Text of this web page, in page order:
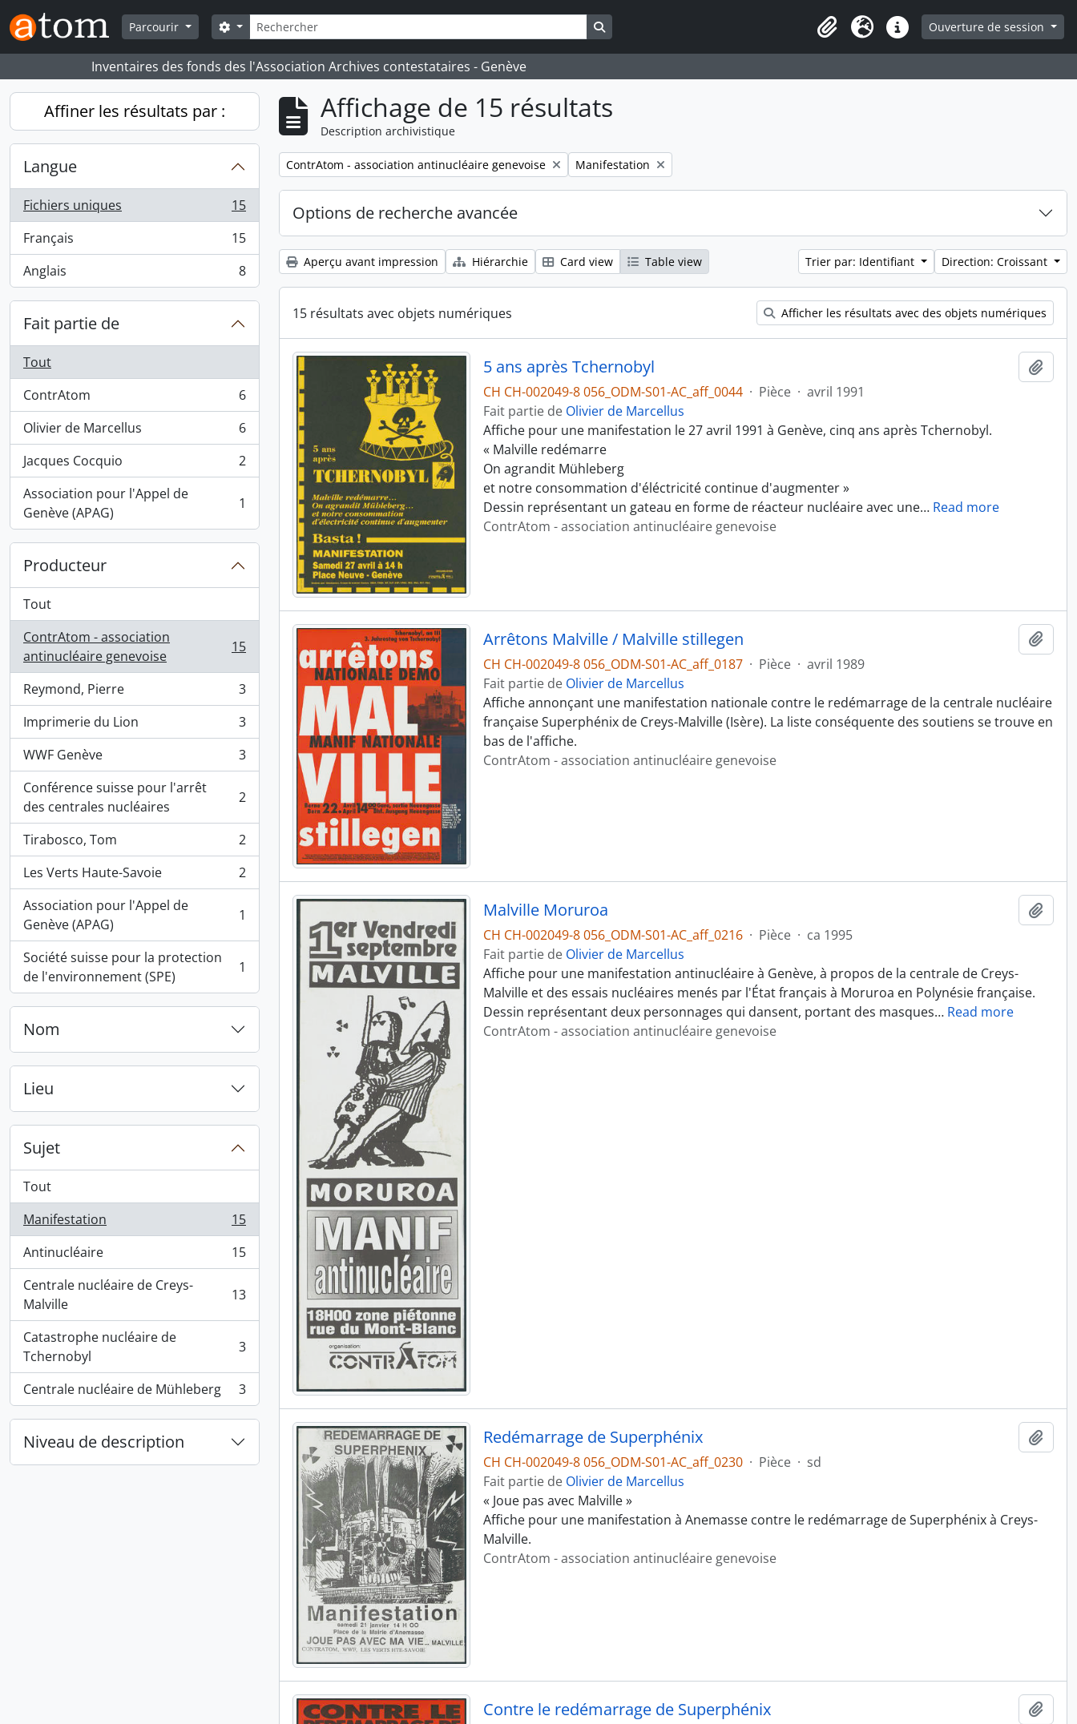
Skip to main content
Parcourir
Rechercher
Search options
Presse-papier
LangueLiens rapidesOuverture de session
Inventaires des fonds des l'Association Archives contestataires - Genève
Affiner les résultats par :
Langue
Fichiers uniques
, 15 résultats
15
Français
, 15 résultats
15
Anglais
, 8 résultats 8
Fait partie de
Tout
ContrAtom
, 6 résultats
6
Olivier de Marcellus
, 6 résultats
6
Jacques Cocquio
, 2 résultats
2
Association pour l'Appel de
Genève (APAG)
, 1 résultats 1
Producteur
Tout
ContrAtom - association
antinucléaire genevoise
, 15 résultats 15
Reymond, Pierre
, 3 résultats
3
Imprimerie du Lion
, 3 résultats
3
WWF Genève
, 3 résultats
3
Conférence suisse pour l'arrêt
des centrales nucléaires
, 2 résultats 2
Tirabosco, Tom
, 2 résultats
2
Les Verts Haute-Savoie
, 2 résultats
2
Association pour l'Appel de
Genève (APAG)
, 1 résultats 1
Société suisse pour la protection
de l'environnement (SPE)
, 1 résultats 1
Nom
Lieu
Sujet
Tout
Manifestation
, 15 résultats
15
Antinucléaire
, 15 résultats
15
Centrale nucléaire de Creys-
Malville
, 13 résultats 13
Catastrophe nucléaire de
Tchernobyl
, 3 résultats 3
Centrale nucléaire de Mühleberg
, 3 résultats 3
Niveau de description
Affichage de 15 résultats
Description archivistique
Remove filter:
ContrAtom - association antinucléaire genevoise Remove filter:
Manifestation
Options de recherche avancée
Aperçu avant impression Hiérarchie Card view Table view Trier par: Identifiant Direction: Croissant
15 résultats avec objets numériques Afficher les résultats avec des objets numériques
5 ans après Tchernobyl
CH CH-002049-8 056_ODM-S01-AC_aff_0044 · Pièce · avril 1991
Fait partie de Olivier de Marcellus
Affiche pour une manifestation le 27 avril 1991 à Genève, cinq ans après Tchernobyl.
« Malville redémarre
On agrandit Mühleberg
et notre consommation d'éléctricité continue d'augmenter »
Dessin représentant un gateau en forme de réacteur nucléaire avec une… Read more
ContrAtom - association antinucléaire genevoise
Arrêtons Malville / Malville stillegen
CH CH-002049-8 056_ODM-S01-AC_aff_0187 · Pièce · avril 1989
Fait partie de Olivier de Marcellus
Affiche annonçant une manifestation nationale contre le redémarrage de la centrale nucléaire
française Superphénix de Creys-Malville (Isère). La liste conséquente des soutiens se trouve en
bas de l'affiche.
ContrAtom - association antinucléaire genevoise
Malville Moruroa
CH CH-002049-8 056_ODM-S01-AC_aff_0216 · Pièce · ca 1995
Fait partie de Olivier de Marcellus
Affiche pour une manifestation antinucléaire à Genève, à propos de la centrale de Creys-
Malville et des essais nucléaires menés par l'État français à Moruroa en Polynésie française.
Dessin représentant deux personnages qui dansent, portant des masques… Read more
ContrAtom - association antinucléaire genevoise
Redémarrage de Superphénix
CH CH-002049-8 056_ODM-S01-AC_aff_0230 · Pièce · sd
Fait partie de Olivier de Marcellus
« Joue pas avec Malville »
Affiche pour une manifestation à Anemasse contre le redémarrage de Superphénix à Creys-
Malville.
ContrAtom - association antinucléaire genevoise
Contre le redémarrage de Superphénix